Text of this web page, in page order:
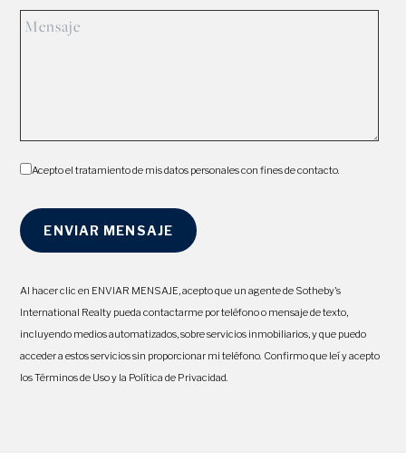
Acepto el tratamiento de mis datos personales con fines de contacto.
Al hacer clic en ENVIAR MENSAJE, acepto que un agente de Sotheby's
International Realty pueda contactarme por teléfono o mensaje de texto,
incluyendo medios automatizados, sobre servicios inmobiliarios, y que puedo
acceder a estos servicios sin proporcionar mi teléfono. Confirmo que leí y acepto
los Términos de Uso y la Política de Privacidad.